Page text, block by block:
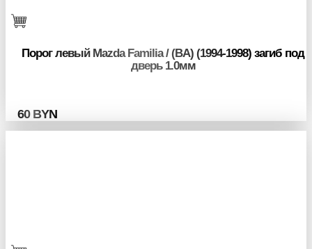
Порог левый Mazda Familia / (BA) (1994-1998) загиб под
дверь 1.0мм
60 BYN